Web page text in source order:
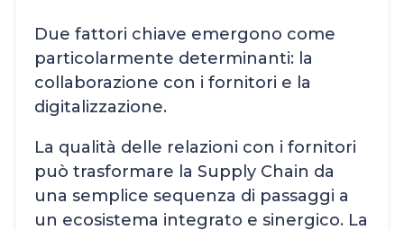
Due fattori chiave emergono come
particolarmente determinanti: la
collaborazione con i fornitori e la
digitalizzazione.
La qualità delle relazioni con i fornitori
può trasformare la Supply Chain da
una semplice sequenza di passaggi a
un ecosistema integrato e sinergico. La